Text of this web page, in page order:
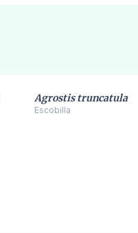
Agrostis truncatula
Escobilla